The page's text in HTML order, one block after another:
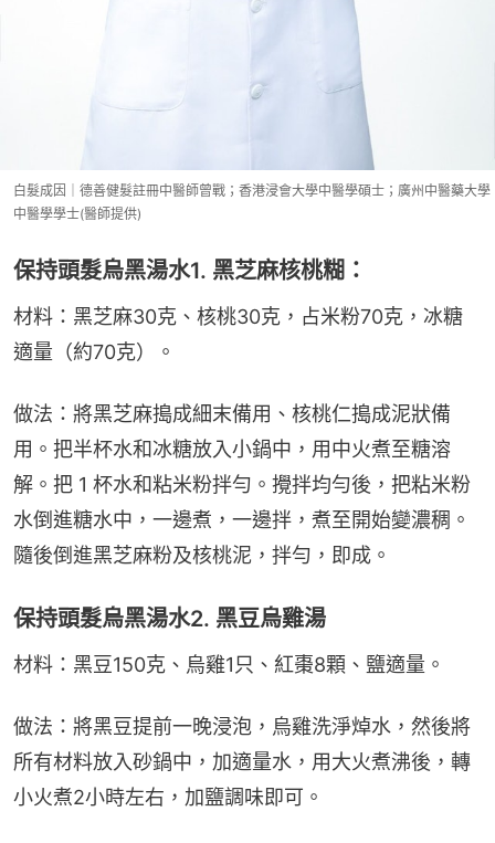
白髮成因｜德善健髮註冊中醫師曾戰；香港浸會大學中醫學碩士；廣州中醫藥大學
中醫學學士(醫師提供)
保持頭髮烏黑湯水1. 黑芝麻核桃糊：
材料：黑芝麻30克、核桃30克，占米粉70克，冰糖
適量（約70克）。
做法：將黑芝麻搗成細末備用、核桃仁搗成泥狀備
用。把半杯水和冰糖放入小鍋中，用中火煮至糖溶
解。把 1 杯水和粘米粉拌勻。攪拌均勻後，把粘米粉
水倒進糖水中，一邊煮，一邊拌，煮至開始變濃稠。
隨後倒進黑芝麻粉及核桃泥，拌勻，即成。
保持頭髮烏黑湯水2. 黑豆烏雞湯
材料：黑豆150克、烏雞1只、紅棗8顆、鹽適量。
做法：將黑豆提前一晚浸泡，烏雞洗淨焯水，然後將
所有材料放入砂鍋中，加適量水，用大火煮沸後，轉
小火煮2小時左右，加鹽調味即可。